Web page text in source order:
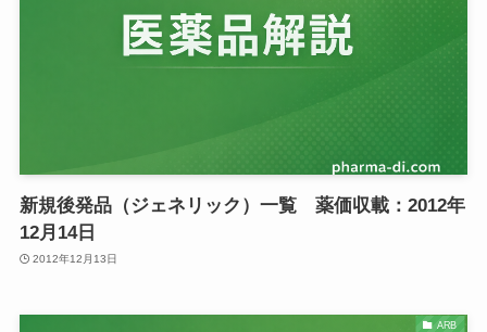
新規後発品（ジェネリック）一覧 薬価収載：2012年
12月14日
2012年12月13日
ARB